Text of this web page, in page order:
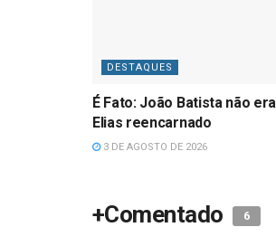
DESTAQUES
É Fato: João Batista não era
Elias reencarnado
3 DE AGOSTO DE 2026
+Comentado 6